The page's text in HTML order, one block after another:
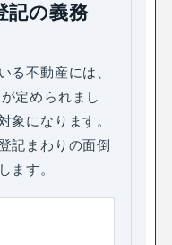
記の義務
る不動産には、
が定められまし
象になります。
記まわりの面倒
ます。